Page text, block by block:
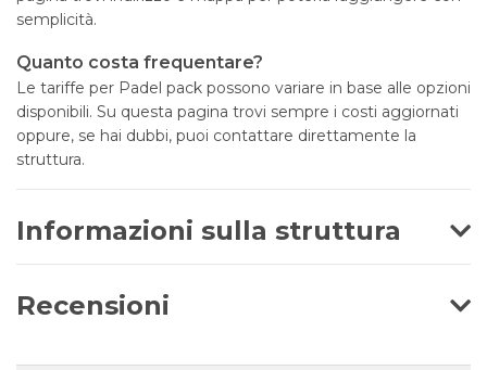
semplicità.
Quanto costa frequentare?
Le tariffe per Padel pack possono variare in base alle opzioni
disponibili. Su questa pagina trovi sempre i costi aggiornati
oppure, se hai dubbi, puoi contattare direttamente la
struttura.
Informazioni sulla struttura
Recensioni